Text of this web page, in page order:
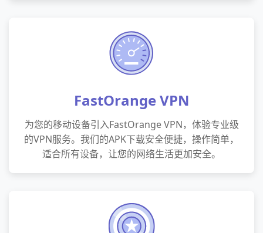
FastOrange VPN
为您的移动设备引入FastOrange VPN，体验专业级
的VPN服务。我们的APK下载安全便捷，操作简单，
适合所有设备，让您的网络生活更加安全。